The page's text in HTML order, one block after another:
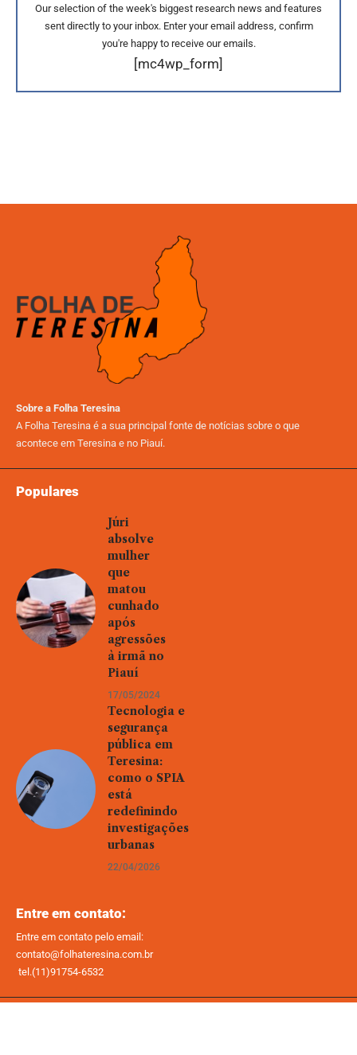
Our selection of the week's biggest research news and features
sent directly to your inbox. Enter your email address, confirm
you're happy to receive our emails.
[mc4wp_form]
Sobre a Folha Teresina
A Folha Teresina é a sua principal fonte de notícias sobre o que
acontece em Teresina e no Piauí.
Populares
Júri
absolve
mulher
que
matou
cunhado
após
agressões
à irmã no
Piauí
17/05/2024
Tecnologia e
segurança
pública em
Teresina:
como o SPIA
está
redefinindo
investigações
urbanas
22/04/2026
Entre em contato:
Entre em contato pelo email:
contato@folhateresina.com.br
tel.(11)91754-6532